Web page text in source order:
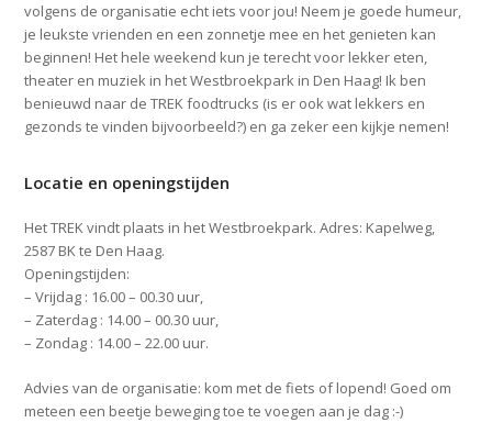
volgens de organisatie echt iets voor jou! Neem je goede humeur,
je leukste vrienden en een zonnetje mee en het genieten kan
beginnen! Het hele weekend kun je terecht voor lekker eten,
theater en muziek in het Westbroekpark in Den Haag! Ik ben
benieuwd naar de TREK foodtrucks (is er ook wat lekkers en
gezonds te vinden bijvoorbeeld?) en ga zeker een kijkje nemen!
Locatie en openingstijden
Het TREK vindt plaats in het Westbroekpark. Adres: Kapelweg,
2587 BK te Den Haag.
Openingstijden:
– Vrijdag : 16.00 – 00.30 uur,
– Zaterdag : 14.00 – 00.30 uur,
– Zondag : 14.00 – 22.00 uur.
Advies van de organisatie: kom met de fiets of lopend! Goed om
meteen een beetje beweging toe te voegen aan je dag :-)